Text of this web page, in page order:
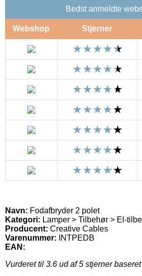
Bedst anmeldte
Webshop Stjerner
Navn: Fodafbryder 2 polet
Kategori: Lamper > Tilbehør > El-
Producent: Creative Cables
Varenummer:
INTPEDB
EAN:
Vurderet til 3.6 ud af 5 stjerner